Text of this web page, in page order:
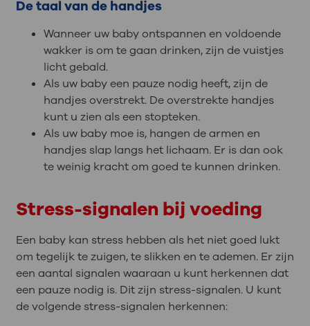
De taal van de handjes
Wanneer uw baby ontspannen en voldoende
wakker is om te gaan drinken, zijn de vuistjes
licht gebald.
Als uw baby een pauze nodig heeft, zijn de
handjes overstrekt. De overstrekte handjes
kunt u zien als een stopteken.
Als uw baby moe is, hangen de armen en
handjes slap langs het lichaam. Er is dan ook
te weinig kracht om goed te kunnen drinken.
Stress-signalen bij voeding
Een baby kan stress hebben als het niet goed lukt
om tegelijk te zuigen, te slikken en te ademen. Er zijn
een aantal signalen waaraan u kunt herkennen dat
een pauze nodig is. Dit zijn stress-signalen. U kunt
de volgende stress-signalen herkennen: